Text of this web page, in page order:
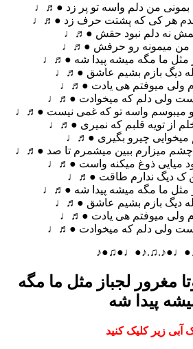
بمونی من دلم واسه تو پر زد ●♬♩
هر کی که پشتت حرف زد ●♬♩
نه دلم نبود حقش ●♬♩
من میمونه رو حرفش ●♬♩
مثل ما مگه میشه پیدا شه ●♬♩
دیگ بازم بشیم عاشق ●♬♩
ولی میوفتم هی یادت ●♬♩
ولی دلم که میخوادت ●♬♩
و میبوسم واسه تو که غمی نیست ●♬♩
از تویه قلبم که نمیری ●♬♩
میخوایی چیرو بگیری ●♬♩
چشم میزارم ببین میشمرم تا صد ●♬♩
میایی ذوغ میکنه واست ●♬♩
ک دیگ ندارم طاقت ●♬♩
مثل ما مگه میشه پیدا شه ●♬♩
دیگ بازم بشیم عاشق ●♬♩
ولی میوفتم هی یادت ●♬♩
ولی دلم که میخوادت ●♬♩
مغرور لجباز مثل ما مگه
پیدا شه
آبی زیر کلیک کنید